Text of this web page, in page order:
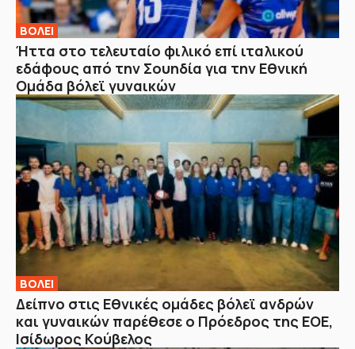
ΒOΛΕΙ
Ήττα στο τελευταίο φιλικό επί ιταλικού
εδάφους από την Σουηδία για την Εθνική
Ομάδα βόλεϊ γυναικών
ΒOΛΕΙ
Δείπνο στις Εθνικές ομάδες βόλεϊ ανδρών
και γυναικών παρέθεσε ο Πρόεδρος της ΕΟΕ,
Ισίδωρος Κούβελος